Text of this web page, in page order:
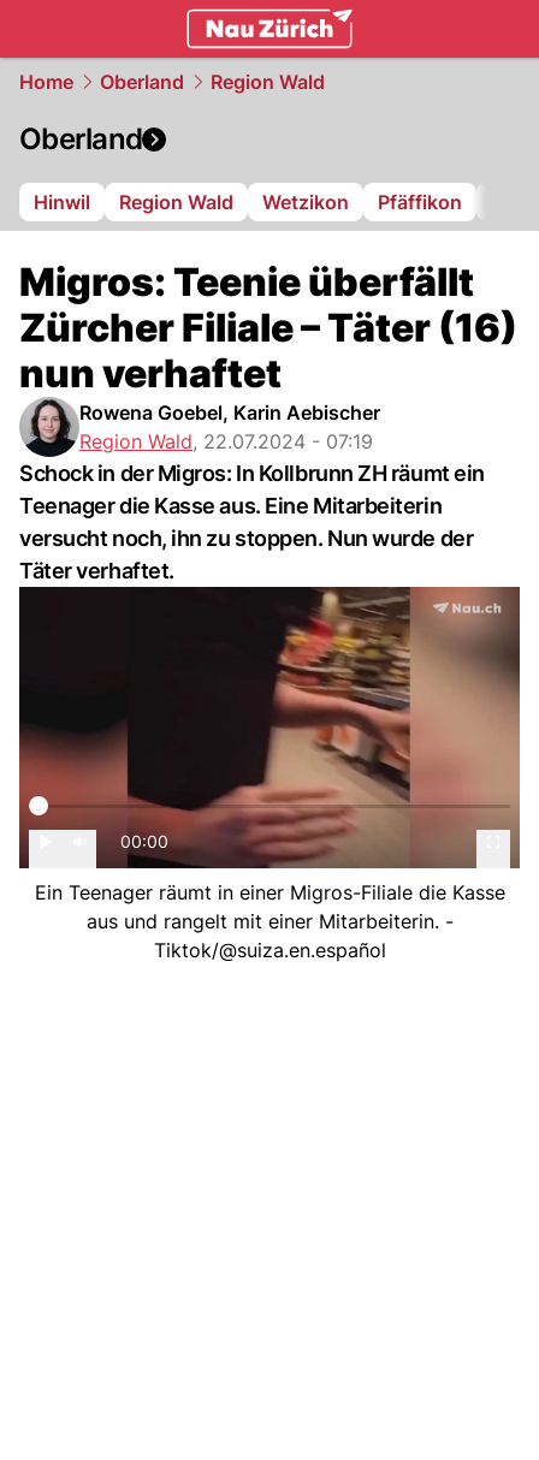
Home Oberland Region Wald
Oberland
Hinwil Region Wald Wetzikon Pfäffikon
Migros: Teenie überfällt
Zürcher Filiale – Täter (16)
nun verhaftet
Rowena Goebel, Karin Aebischer
Region Wald, 22.07.2024 - 07:19
Schock in der Migros: In Kollbrunn ZH räumt ein
Teenager die Kasse aus. Eine Mitarbeiterin
versucht noch, ihn zu stoppen. Nun wurde der
Täter verhaftet.
00:00
Ein Teenager räumt in einer Migros-Filiale die Kasse
aus und rangelt mit einer Mitarbeiterin. -
Tiktok/@suiza.en.español